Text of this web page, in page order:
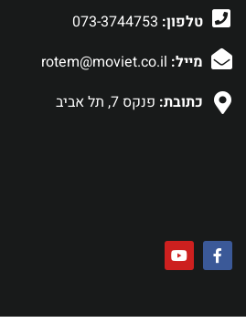
טלפון: 073-3744753
מייל: rotem@moviet.co.il
כתובת: פנקס 7, תל אביב